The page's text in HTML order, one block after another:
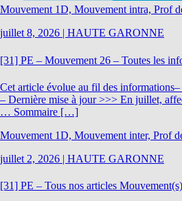
Mouvement 1D, Mouvement intra, Prof
juillet 8, 2026 | HAUTE GARONNE
[31] PE – Mouvement 26 – Toutes les
Cet article évolue au fil des
– Dernière mise à jour >>> En juillet,
… Sommaire […]
Mouvement 1D, Mouvement inter, Prof
juillet 2, 2026 | HAUTE GARONNE
[31] PE – Tous nos articles Mouvement(s)